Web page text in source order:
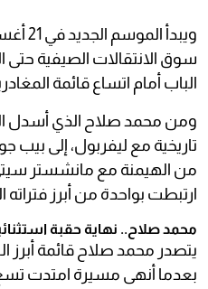
ويبدأ
سوق الانتقالات الصيفية حتى
الباب أمام اتساع قائمة
ومن محمد صلاح الذي أسدل
تاريخية مع ليفربول، إلى بيب
من الهيمنة مع مانشستر
ارتبطت بواحدة من أبرز فتراته
محمد صلاح.. نهاية حقبة
يتصدر محمد صلاح قائمة أبرز
بعدما أنهى مسيرة امتدت